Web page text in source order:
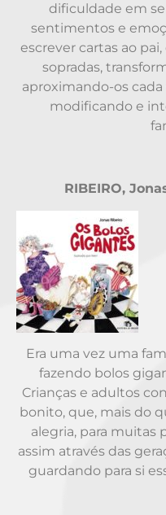
dificuldade em
sentimentos e
escrever cartas ao
sopradas,
aproximando-os cada
modificando e
RIBEIRO,
Era uma vez uma
fazendo bolos
Crianças e adultos
bonito, que, mais do
alegria, para muitas
assim através das
guardando para si